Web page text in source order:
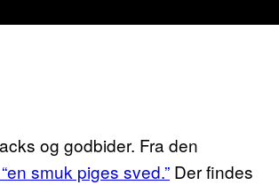
og godbider. Fra den
smuk piges sved.” Der findes